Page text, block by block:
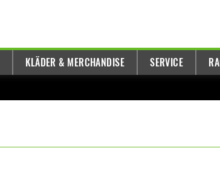
KLÄDER & MERCHANDISE SERVICE